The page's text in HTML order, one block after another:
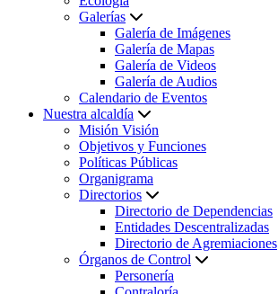
Galerías
Galería de Imágenes
Galería de Mapas
Galería de Videos
Galería de Audios
Calendario de Eventos
Nuestra alcaldía
Misión Visión
Objetivos y Funciones
Políticas Públicas
Organigrama
Directorios
Directorio de Dependencias
Entidades Descentralizadas
Directorio de Agremiaciones
Órganos de Control
Personería